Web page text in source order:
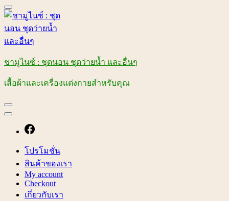
สำหรับ:
ชามูไนซ์ : ชุดนอน ชุดว่ายน้ำ และอื่นๆ
เสื้อผ้าและเครื่องแต่งกายสำหรับคุณ
โปรโมชั่น
สินค้าของเรา
My account
Checkout
เกี่ยวกับเรา